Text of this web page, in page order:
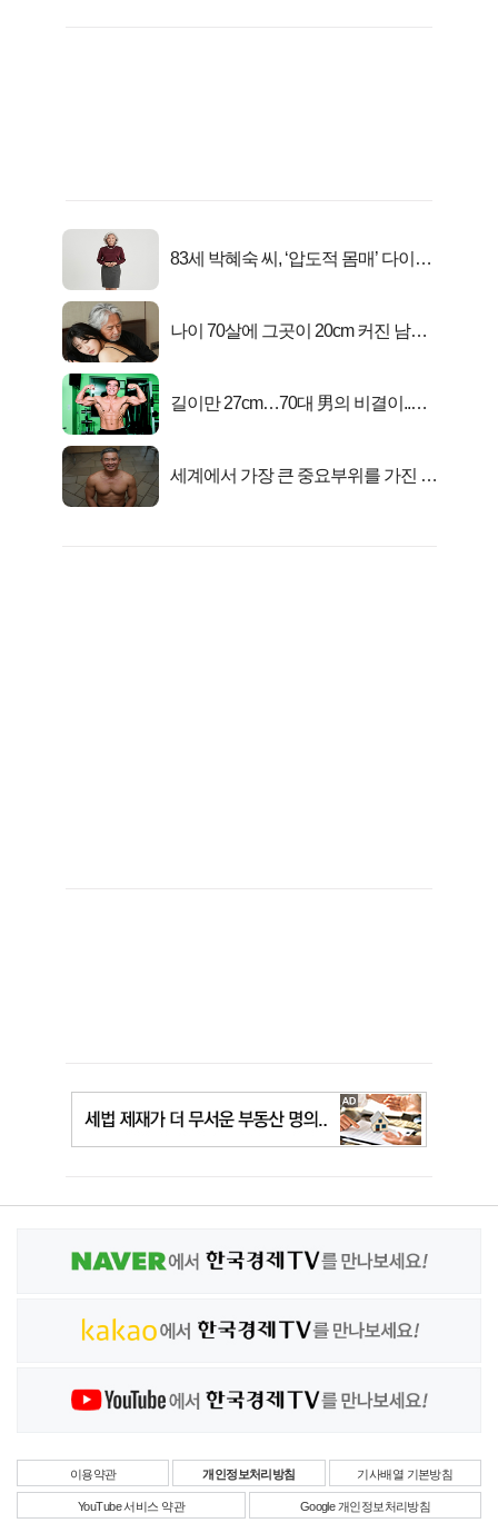
83세 박혜숙 씨, ‘압도적 몸매’ 다이어
나이 70살에 그곳이 20cm 커진 남자..
길이만 27cm…70대 男의 비결이..충
세계에서 가장 큰 중요부위를 가진 남
이용약관 개인정보처리방침 기사배열 기본방침
YouTube 서비스 약관 Google 개인정보처리방침